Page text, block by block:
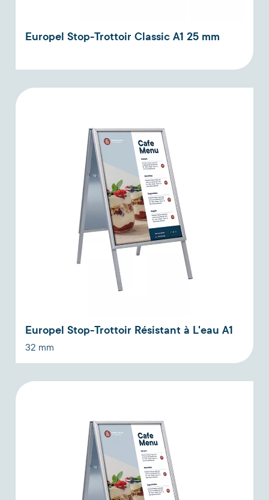
Europel Stop-Trottoir Classic A1 25 mm
Europel Stop-Trottoir Résistant à L'eau A1
32 mm